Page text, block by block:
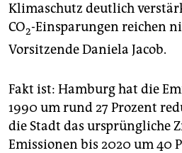
Klimaschutz deutlich
CO2-Einsparungen reichen
Vorsitzende Daniela Jacob.
Fakt ist: Hamburg hat die
1990 um rund 27 Prozent
die Stadt das ursprüngliche
Emissionen bis 2020 um 40